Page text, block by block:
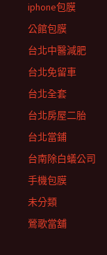
iphone包膜
公館包膜
台北中醫減肥
台北免留車
台北全套
台北房屋二胎
台北當鋪
台南除白蟻公司
手機包膜
未分類
鶯歌當舖